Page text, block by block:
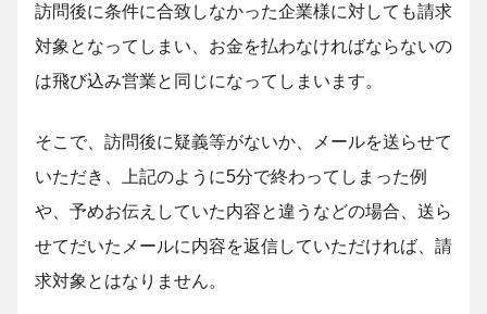
訪問後に条件に合致しなかった企業様に対しても請求
対象となってしまい、お金を払わなければならないの
は飛び込み営業と同じになってしまいます。
そこで、訪問後に疑義等がないか、メールを送らせて
いただき、上記のように5分で終わってしまった例
や、予めお伝えしていた内容と違うなどの場合、送ら
せてだいたメールに内容を返信していただければ、請
求対象とはなりません。